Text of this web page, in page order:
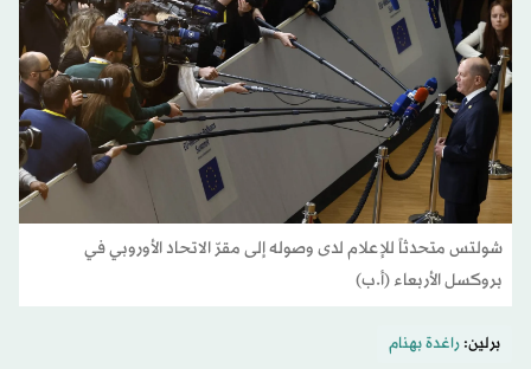
شولتس متحدثاً للإعلام لدى وصوله إلى مقرّ الاتحاد الأوروبي في
بروكسل الأربعاء (أ.ب)
برلين:راغدة بهنام